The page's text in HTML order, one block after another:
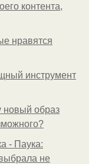
контента,
нравятся
инструмент
новый образ
- Паука:
не